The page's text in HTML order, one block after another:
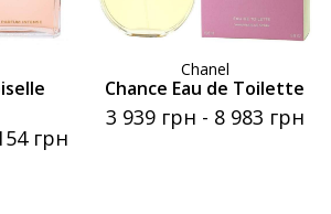
грн
Chanel
Chance Eau de Toilette
3 939 грн - 8 983 грн